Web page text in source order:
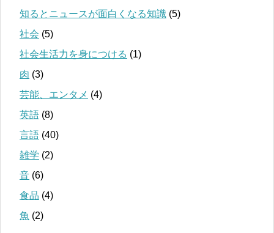
知るとニュースが面白くなる知識 (5)
社会 (5)
社会生活力を身につける (1)
肉 (3)
芸能、エンタメ (4)
英語 (8)
言語 (40)
雑学 (2)
音 (6)
食品 (4)
魚 (2)